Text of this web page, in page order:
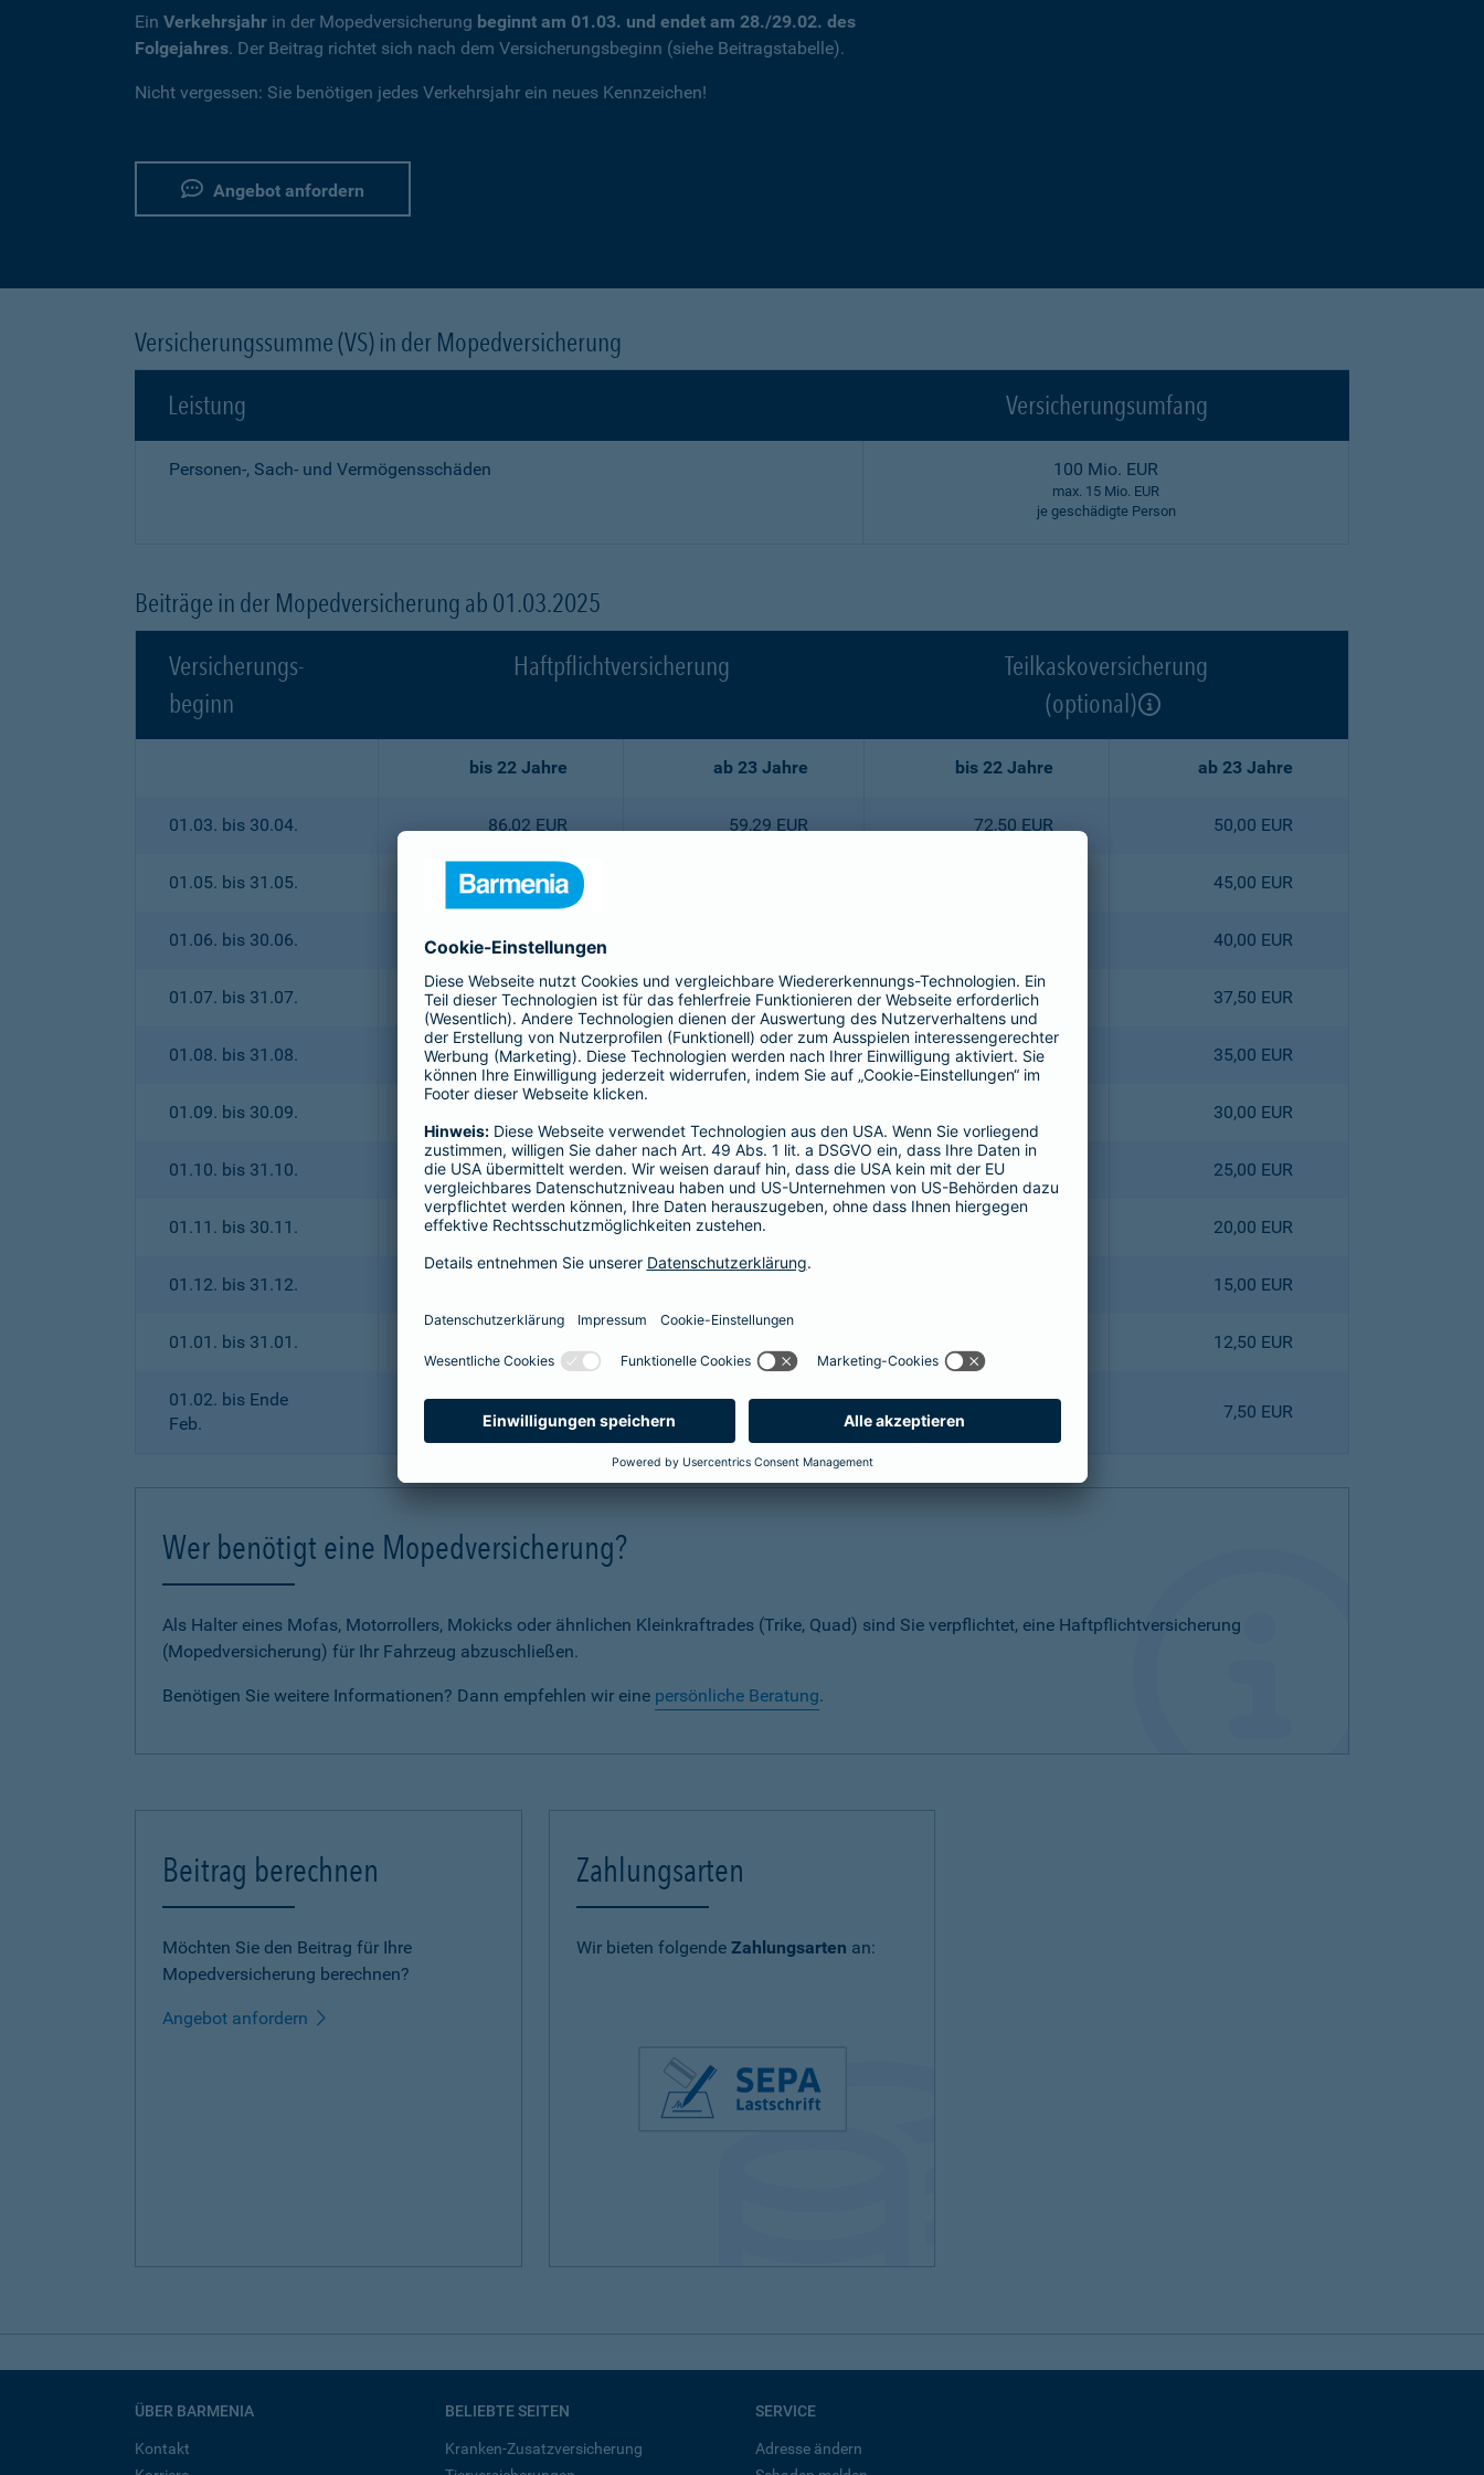
Ein Verkehrsjahr in der Mopedversicherung beginnt am 01.03. und endet am 28./29.02. des
Folgejahres. Der Beitrag richtet sich nach dem Versicherungsbeginn (siehe Beitragstabelle).
Nicht vergessen: Sie benötigen jedes Verkehrsjahr ein neues Kennzeichen!
Angebot anfordern
Versicherungssumme (VS) in der Mopedversicherung
Leistung
Versicherungsumfang
Personen-, Sach- und Vermögensschäden 100 Mio. EUR
max. 15 Mio. EUR
je geschädigte Person
Beiträge in der Mopedversicherung ab 01.03.2025
Versicherungs-
beginn
Haftpflichtversicherung
Teilkaskoversicherung
(optional)
bis 22 Jahre ab 23 Jahre bis 22 Jahre ab 23 Jahre
01.03. bis 30.04. 86,02 EUR 59,29 EUR 72,50 EUR 50,00 EUR
01.05. bis 31.05. 77,44 EUR 45,00 EUR
01.06. bis 30.06. 68,75 EUR 40,00 EUR
01.07. bis 31.07. 64,46 EUR 44,55 EUR 54,40 EUR 37,50 EUR
01.08. bis 31.08. 60,17 EUR 41,58 EUR 50,80 EUR 35,00 EUR
01.09. bis 30.09. 30,00 EUR
01.10. bis 31.10. 43,01 EUR 29,70 EUR 36,40 EUR 25,00 EUR
01.11. bis 30.11. 34,43 EUR 23,76 EUR 20,00 EUR
01.12. bis 31.12. 15,00 EUR
01.01. bis 31.01. 12,50 EUR
01.02. bis Ende
Feb.
12,87 EUR 7,50 EUR
Wer benötigt eine Mopedversicherung?
Als Halter eines Mofas, Motorrollers, Mokicks oder ähnlichen Kleinkraftrades (Trike, Quad) sind Sie verpflichtet, eine Haftpflichtversicherung
(Mopedversicherung) für Ihr Fahrzeug abzuschließen.
Benötigen Sie weitere Informationen? Dann empfehlen wir eine persönliche Beratung.
Beitrag berechnen
Möchten Sie den Beitrag für Ihre
Mopedversicherung berechnen?
Angebot anfordern
Zahlungsarten
Wir bieten folgende Zahlungsarten an:
ÜBER BARMENIA
Kontakt
BELIEBTE SEITEN
Kranken-Zusatzversicherung
SERVICE
Adresse ändern